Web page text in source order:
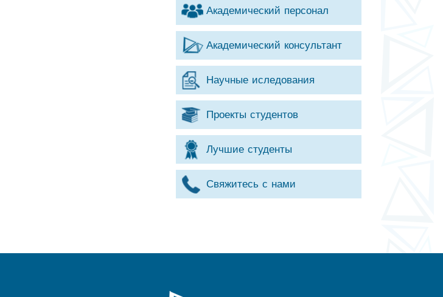
Академический персонал
Академический консультант
Научные иследования
Проекты студентов
Лучшие студенты
Свяжитесь с нами